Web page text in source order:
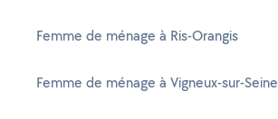
Femme de ménage à Ris-Orangis
Femme de ménage à Vigneux-sur-Seine